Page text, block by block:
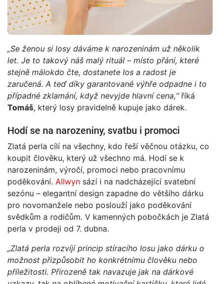
„Se ženou si losy dáváme k narozeninám už několik
let. Je to takový náš malý rituál – místo přání, které
stejně málokdo čte, dostanete los a radost je
zaručená. A teď díky garantované výhře odpadne i to
případné zklamání, když nevyjde hlavní cena,“říká
Tomáš, který losy pravidelně kupuje jako dárek.
Hodí se na narozeniny, svatbu i promoci
Zlatá perla cílí na všechny, kdo řeší věčnou otázku, co
koupit člověku, který už všechno má. Hodí se k
narozeninám, výročí, promoci nebo pracovnímu
poděkování. Allwyn sází i na nadcházející svatební
sezónu – elegantní design zapadne do většího dárku
pro novomanžele nebo poslouží jako poděkování
svědkům a rodičům. V kamenných pobočkách je Zlatá
perla v prodeji od 7. dubna.
„Zlatá perla rozvíjí princip stíracího losu jako dárku o
možnost přizpůsobit ho konkrétnímu člověku nebo
příležitosti. Přirozeně tak navazuje jak na dárkové